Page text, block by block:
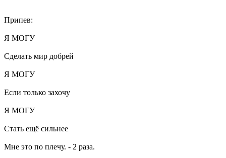
Припев:
Я МОГУ
Сделать мир добрей
Я МОГУ
Если только захочу
Я МОГУ
Стать ещё сильнее
Мне это по плечу. - 2 раза.